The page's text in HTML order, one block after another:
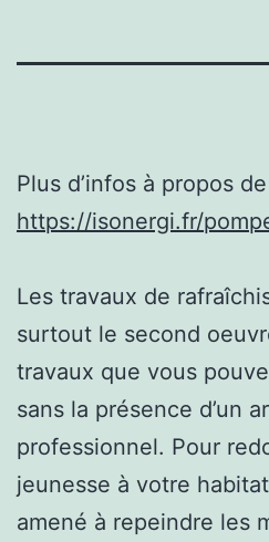
Plus d’infos à propos de
https://isonergi.fr/
Les travaux de
surtout le second
travaux que vous
sans la présence d’un
professionnel. Pour
jeunesse à votre
amené à repeindre les